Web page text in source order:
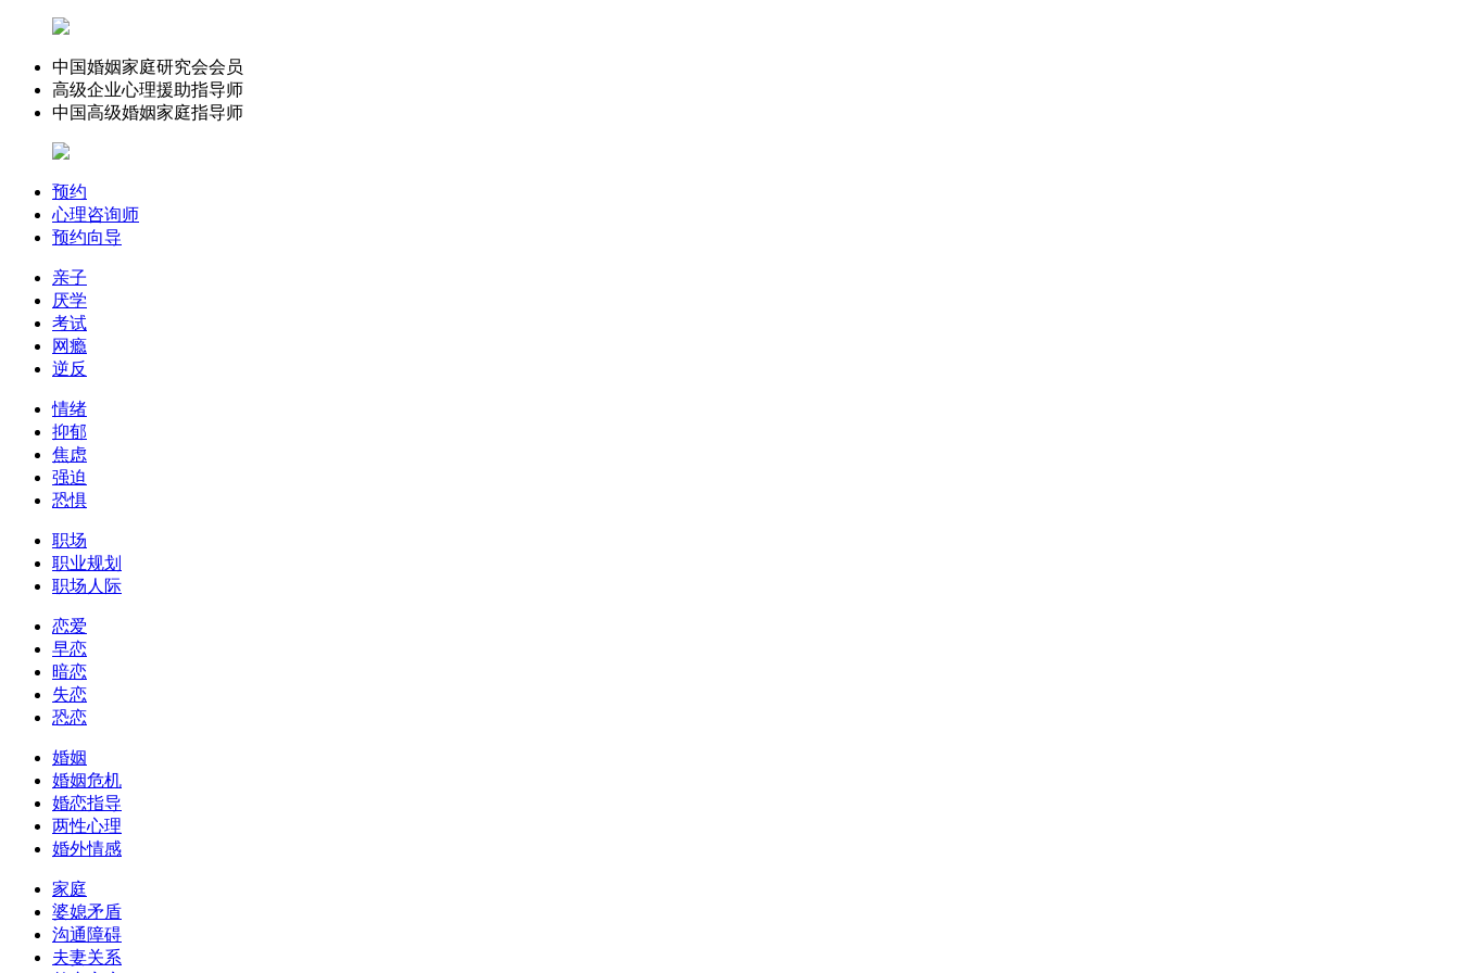
中国婚姻家庭研究会会员
高级企业心理援助指导师
中国高级婚姻家庭指导师
预约
心理咨询师
预约向导
亲子
厌学
考试
网瘾
逆反
情绪
抑郁
焦虑
强迫
恐惧
职场
职业规划
职场人际
恋爱
早恋
暗恋
失恋
恐恋
婚姻
婚姻危机
婚恋指导
两性心理
婚外情感
家庭
婆媳矛盾
沟通障碍
夫妻关系